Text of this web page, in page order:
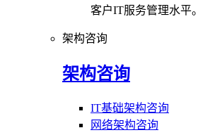
客户IT服务管理水平。
架构咨询
架构咨询
IT基础架构咨询
网络架构咨询